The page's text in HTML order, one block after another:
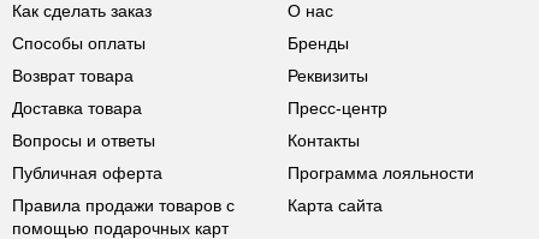
Как сделать заказ
Способы оплаты
Возврат товара
Доставка товара
Вопросы и ответы
Публичная оферта
Правила продажи товаров с
помощью подарочных карт
О нас
Бренды
Реквизиты
Пресс-центр
Контакты
Программа лояльности
Карта сайта